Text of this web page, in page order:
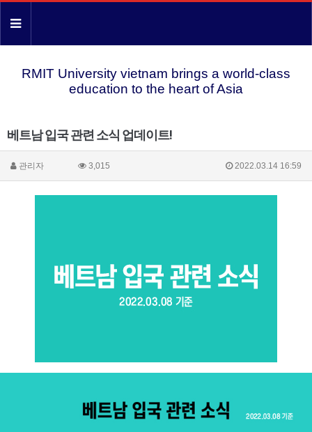
RMIT University vietnam brings a world-class
education to the heart of Asia
베트남 입국 관련 소식 업데이트!
관리자 3,015 2022.03.14 16:59